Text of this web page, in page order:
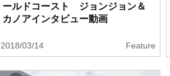
ールドコースト ジョンジョン＆
カノアインタビュー動画
2018/03/14 Feature